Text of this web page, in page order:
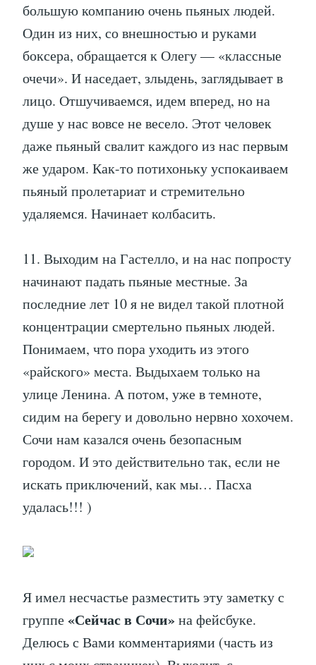
большую компанию очень пьяных людей.
Один из них, со внешностью и руками
боксера, обращается к Олегу — «классные
очечи». И наседает, злыдень, заглядывает в
лицо. Отшучиваемся, идем вперед, но на
душе у нас вовсе не весело. Этот человек
даже пьяный свалит каждого из нас первым
же ударом. Как-то потихоньку успокаиваем
пьяный пролетариат и стремительно
удаляемся. Начинает колбасить.
11. Выходим на Гастелло, и на нас попросту
начинают падать пьяные местные. За
последние лет 10 я не видел такой плотной
концентрации смертельно пьяных людей.
Понимаем, что пора уходить из этого
«райского» места. Выдыхаем только на
улице Ленина. А потом, уже в темноте,
сидим на берегу и довольно нервно хохочем.
Сочи нам казался очень безопасным
городом. И это действительно так, если не
искать приключений, как мы… Пасха
удалась!!! )
Я имел несчастье разместить эту заметку с
группе«Сейчас в Сочи»на фейсбуке.
Делюсь с Вами комментариями (часть из